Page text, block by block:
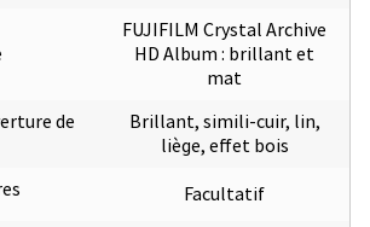
de
FUJIFILM Crystal Archive
HD Album : brillant et
mat
Brillant, simili-cuir, lin,
liège, effet bois
Facultatif